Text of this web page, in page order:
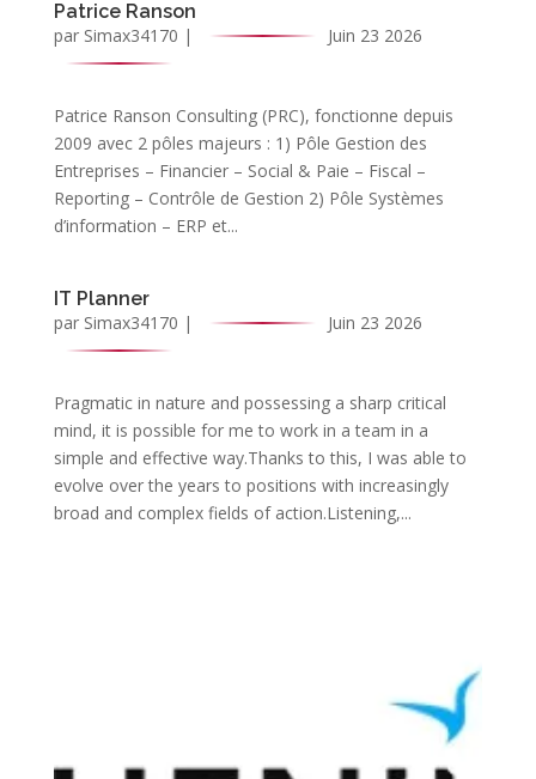
Patrice Ranson
par Simax34170 | Juin 23 2026
Patrice Ranson Consulting (PRC), fonctionne depuis
2009 avec 2 pôles majeurs : 1) Pôle Gestion des
Entreprises – Financier – Social & Paie – Fiscal –
Reporting – Contrôle de Gestion 2) Pôle Systèmes
d’information – ERP et...
IT Planner
par Simax34170 | Juin 23 2026
Pragmatic in nature and possessing a sharp critical
mind, it is possible for me to work in a team in a
simple and effective way.Thanks to this, I was able to
evolve over the years to positions with increasingly
broad and complex fields of action.Listening,...